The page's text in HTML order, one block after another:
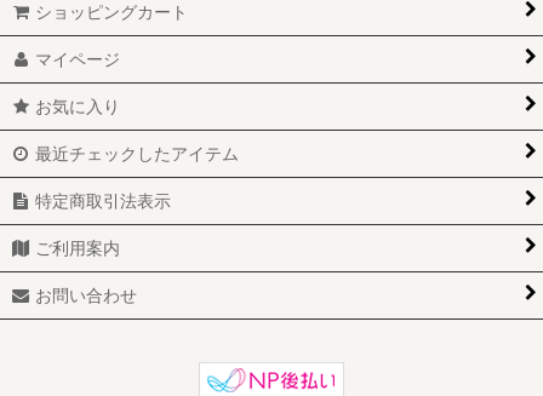
並び順:
ショッピングカート
マイページ
お気に入り
最近チェックしたアイテム
特定商取引法表示
ご利用案内
お問い合わせ